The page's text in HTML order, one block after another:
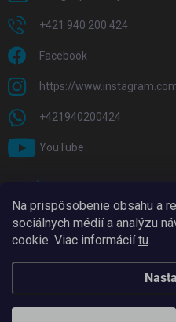
Na prispôsobenie obsahu a
sociálnych médií a analýzu
cookie. Viac informáciítu.
+421 940 200 424
Facebook
https://
+421940200424
YouTube
Copyright 2026TopModely. Všetky